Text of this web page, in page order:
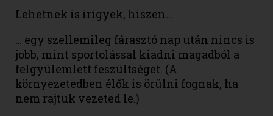
Lehetnek is irigyek, hiszen…
… egy szellemileg fárasztó nap után nincs is
jobb, mint sportolással kiadni magadból a
felgyülemlett feszültséget. (A
környezetedben élők is örülni fognak, ha
nem rajtuk vezeted le.)